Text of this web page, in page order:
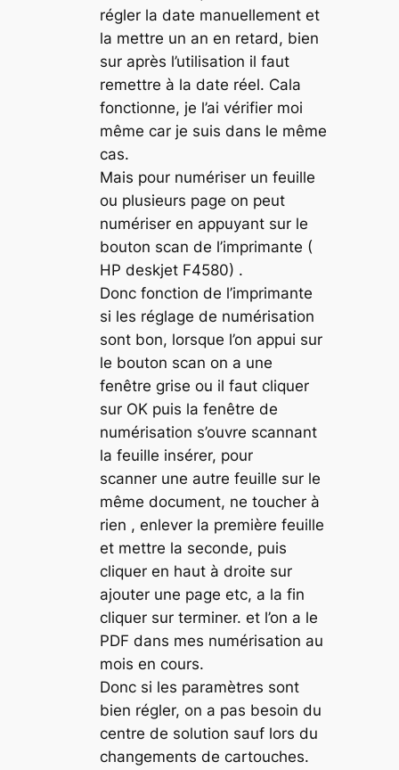
régler la date manuellement et
la mettre un an en retard, bien
sur après l’utilisation il faut
remettre à la date réel. Cala
fonctionne, je l’ai vérifier moi
même car je suis dans le même
cas.
Mais pour numériser un feuille
ou plusieurs page on peut
numériser en appuyant sur le
bouton scan de l’imprimante (
HP deskjet F4580) .
Donc fonction de l’imprimante
si les réglage de numérisation
sont bon, lorsque l’on appui sur
le bouton scan on a une
fenêtre grise ou il faut cliquer
sur OK puis la fenêtre de
numérisation s’ouvre scannant
la feuille insérer, pour
scanner une autre feuille sur le
même document, ne toucher à
rien , enlever la première feuille
et mettre la seconde, puis
cliquer en haut à droite sur
ajouter une page etc, a la fin
cliquer sur terminer. et l’on a le
PDF dans mes numérisation au
mois en cours.
Donc si les paramètres sont
bien régler, on a pas besoin du
centre de solution sauf lors du
changements de cartouches.